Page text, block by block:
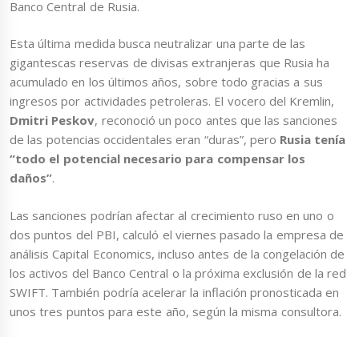
Banco Central de Rusia.
Esta última medida busca neutralizar una parte de las
gigantescas reservas de divisas extranjeras que Rusia ha
acumulado en los últimos años, sobre todo gracias a sus
ingresos por actividades petroleras. El vocero del Kremlin,
Dmitri Peskov, reconoció un poco antes que las sanciones
de las potencias occidentales eran “duras”, pero Rusia tenía
“todo el potencial necesario para compensar los
daños”.
Las sanciones podrían afectar al crecimiento ruso en uno o
dos puntos del PBI, calculó el viernes pasado la empresa de
análisis Capital Economics, incluso antes de la congelación de
los activos del Banco Central o la próxima exclusión de la red
SWIFT. También podría acelerar la inflación pronosticada en
unos tres puntos para este año, según la misma consultora.